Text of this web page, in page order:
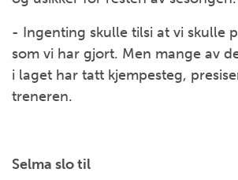
- Ingenting skulle tilsi at vi skulle
som vi har gjort. Men mange av
i laget har tatt kjempesteg,
treneren.
Selma slo til